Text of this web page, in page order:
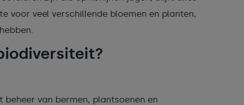
voor veel verschillende bloemen en planten,
beheer van bermen, plantsoenen en